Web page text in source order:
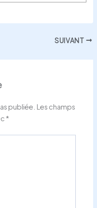
SUIVANT
publiée. Les champs
*